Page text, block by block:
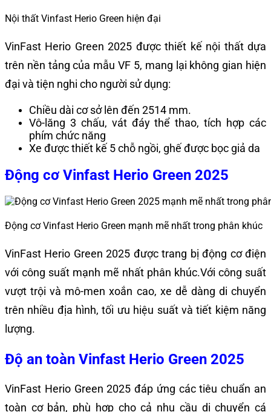
Nội thất Vinfast Herio Green hiện đại
VinFast Herio Green 2025 được thiết kế nội thất dựa
trên nền tảng của mẫu VF 5, mang lại không gian hiện
đại và tiện nghi cho người sử dụng:
Chiều dài cơ sở lên đến 2514 mm.
Vô-lăng 3 chấu, vát đáy thể thao, tích hợp các
phím chức năng
Xe được thiết kế 5 chỗ ngồi, ghế được bọc giả da
Động cơ Vinfast Herio Green 2025
Động cơ Vinfast Herio Green mạnh mẽ nhất trong phân khúc
VinFast Herio Green 2025 được trang bị động cơ điện
với công suất mạnh mẽ nhất phân khúc.Với công suất
vượt trội và mô-men xoắn cao, xe dễ dàng di chuyển
trên nhiều địa hình, tối ưu hiệu suất và tiết kiệm năng
lượng.
Độ an toàn Vinfast Herio Green 2025
VinFast Herio Green 2025 đáp ứng các tiêu chuẩn an
toàn cơ bản, phù hợp cho cả nhu cầu di chuyển cá